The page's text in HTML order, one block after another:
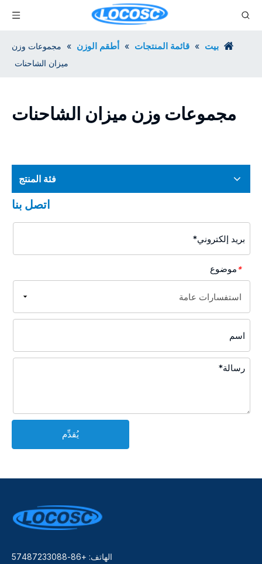
بيت » قائمة المنتجات » أطقم الوزن » مجموعات وزن
ميزان الشاحنات
مجموعات وزن ميزان الشاحنات
فئة المنتج
اتصل بنا
*موضوع
يُقدِّم
الهاتف: +86-57487233088